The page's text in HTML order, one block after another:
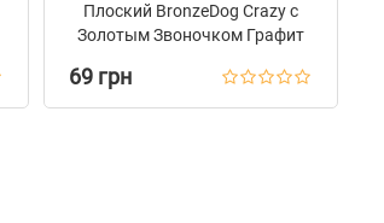
Плоский BronzeDog Crazy с
Золотым Звоночком Графит
69 грн